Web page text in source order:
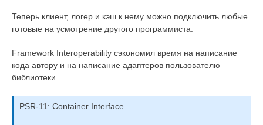
Теперь клиент, логер и кэш к нему можно подключить любые
готовые на усмотрение другого программиста.
Framework Interoperability сэкономил время на написание
кода автору и на написание адаптеров пользователю
библиотеки.
PSR-11: Container Interface